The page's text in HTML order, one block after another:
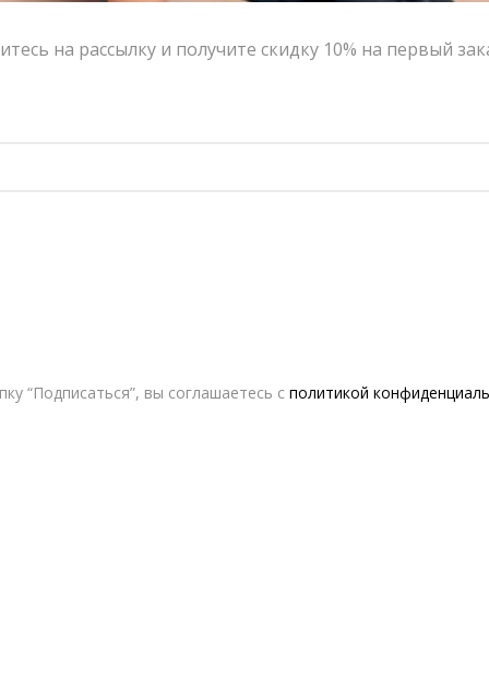
на рассылку и получите скидку 10% на первый
“Подписаться”, вы соглашаетесь с политикой